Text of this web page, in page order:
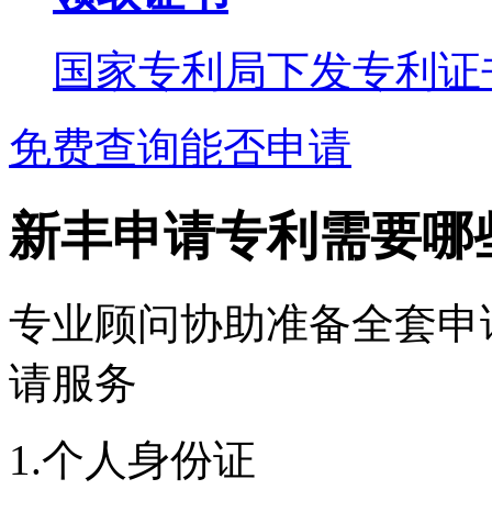
国家专利局下发专利证
免费查询能否申请
新丰申请专利需要哪
专业顾问协助准备全套
请服务
1.个人身份证